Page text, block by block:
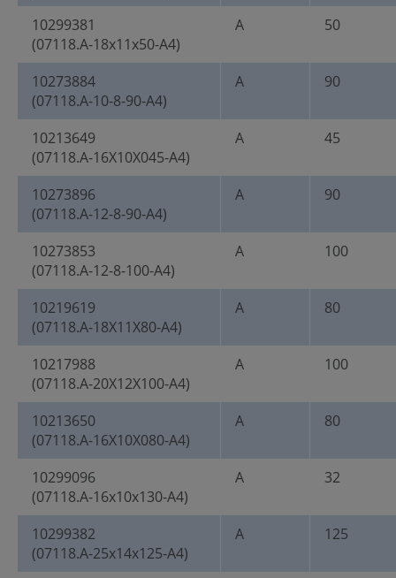
10299381
(07118.A-18x11x50-A4)
A 50
10273884
(07118.A-10-8-90-A4)
A 90
10213649
(07118.A-16X10X045-A4)
A 45
10273896
(07118.A-12-8-90-A4)
A 90
10273853
(07118.A-12-8-100-A4)
A 100
10219619
(07118.A-18X11X80-A4)
A 80
10217988
(07118.A-20X12X100-A4)
A 100
10213650
(07118.A-16X10X080-A4)
A 80
10299096
(07118.A-16x10x130-A4)
A 32
10299382
(07118.A-25x14x125-A4)
A 125